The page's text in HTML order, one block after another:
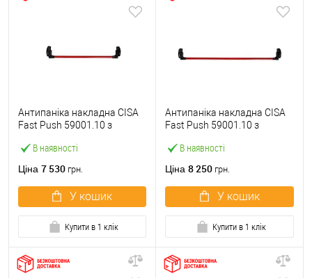
В наявності
Антипаніка накладна CISA
Fast Push 59001.10 з
червона
Ціна 7 530 грн.
У кошик
Купити в 1 клік
В наявності
Антипаніка накладна CISA
Fast Push 59001.10 з
мм червона
Ціна 8 250 грн.
У кошик
Купити в 1 клік